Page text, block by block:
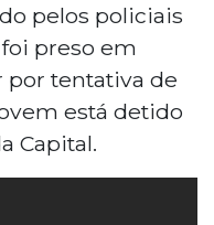
pelos policiais
preso em
por tentativa de
está detido
Capital.